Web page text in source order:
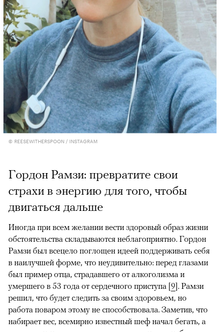
© REESEWITHERSPOON / INSTAGRAM
Гордон Рамзи: превратите свои
страхи в энергию для того, чтобы
двигаться дальше
Иногда при всем желании вести здоровый образ жизни
обстоятельства складываются неблагоприятно. Гордон
Рамзи был всецело поглощен идеей поддерживать себя
в наилучшей форме, что неудивительно: перед глазами
был пример отца, страдавшего от алкоголизма и
умершего в 53 года от сердечного приступа [9]. Рамзи
решил, что будет следить за своим здоровьем, но
работа поваром этому не способствовала. Заметив, что
набирает вес, всемирно известный шеф начал бегать, а